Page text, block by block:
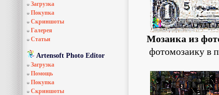
Загрузка
Покупка
Скриншоты
Галерея
Статьи
Artensoft Photo Editor
Загрузка
Помощь
Покупка
Скриншоты
Мозаика из
фотомозаику в